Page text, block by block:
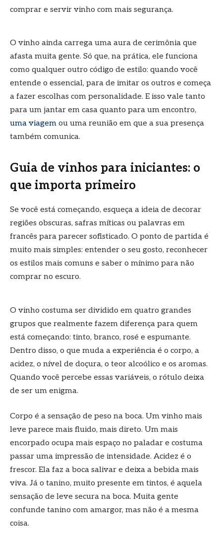
comprar e servir vinho com mais segurança.
O vinho ainda carrega uma aura de cerimônia que
afasta muita gente. Só que, na prática, ele funciona
como qualquer outro código de estilo: quando você
entende o essencial, para de imitar os outros e começa
a fazer escolhas com personalidade. E isso vale tanto
para um jantar em casa quanto para um encontro,
uma viagem ou uma reunião em que a sua presença
também comunica.
Guia de vinhos para iniciantes: o
que importa primeiro
Se você está começando, esqueça a ideia de decorar
regiões obscuras, safras míticas ou palavras em
francês para parecer sofisticado. O ponto de partida é
muito mais simples: entender o seu gosto, reconhecer
os estilos mais comuns e saber o mínimo para não
comprar no escuro.
O vinho costuma ser dividido em quatro grandes
grupos que realmente fazem diferença para quem
está começando: tinto, branco, rosé e espumante.
Dentro disso, o que muda a experiência é o corpo, a
acidez, o nível de doçura, o teor alcoólico e os aromas.
Quando você percebe essas variáveis, o rótulo deixa
de ser um enigma.
Corpo é a sensação de peso na boca. Um vinho mais
leve parece mais fluido, mais direto. Um mais
encorpado ocupa mais espaço no paladar e costuma
passar uma impressão de intensidade. Acidez é o
frescor. Ela faz a boca salivar e deixa a bebida mais
viva. Já o tanino, muito presente em tintos, é aquela
sensação de leve secura na boca. Muita gente
confunde tanino com amargor, mas não é a mesma
coisa.